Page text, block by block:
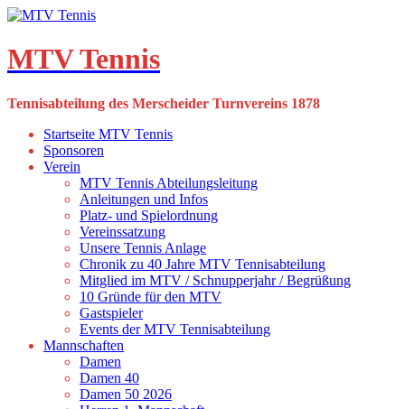
Skip
content
MTV Tennis
Tennisabteilung des Merscheider Turnvereins 1878
Startseite MTV Tennis
Sponsoren
Verein
MTV Tennis Abteilungsleitung
Anleitungen und Infos
Platz- und Spielordnung
Vereinssatzung
Unsere Tennis Anlage
Chronik zu 40 Jahre MTV Tennisabteilung
Mitglied im MTV / Schnupperjahr / Begrüßung
10 Gründe für den MTV
Gastspieler
Events der MTV Tennisabteilung
Mannschaften
Damen
Damen 40
Damen 50 2026